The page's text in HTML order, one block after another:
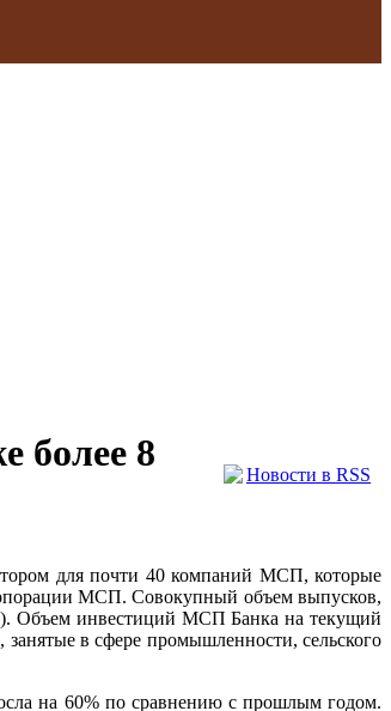
более 8
Новости в RSS
для почти 40 компаний МСП, которые
МСП. Совокупный объем выпусков,
Объем инвестиций МСП Банка на текущий
в сфере промышленности, сельского
на 60% по сравнению с прошлым годом.